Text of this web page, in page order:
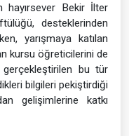
hayırsever Bekir İlter
desteklerinden
yarışmaya katılan
kursu öğreticilerini de
gerçekleştirilen bu tür
bilgileri pekiştirdiği
gelişimlerine katkı